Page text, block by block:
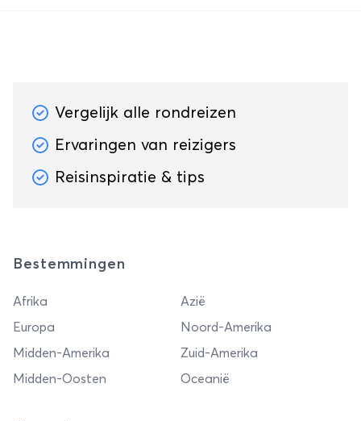
Vergelijk alle rondreizen
Ervaringen van reizigers
Reisinspiratie & tips
Bestemmingen
Afrika
Azië
Europa
Noord-Amerika
Midden-Amerika
Zuid-Amerika
Midden-Oosten
Oceanië